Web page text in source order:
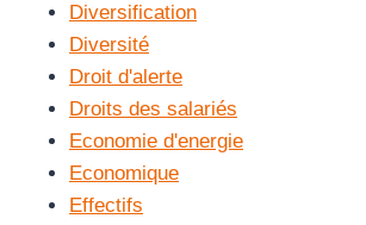
Diversification
Diversité
Droit d'alerte
Droits des salariés
Economie d'energie
Economique
Effectifs